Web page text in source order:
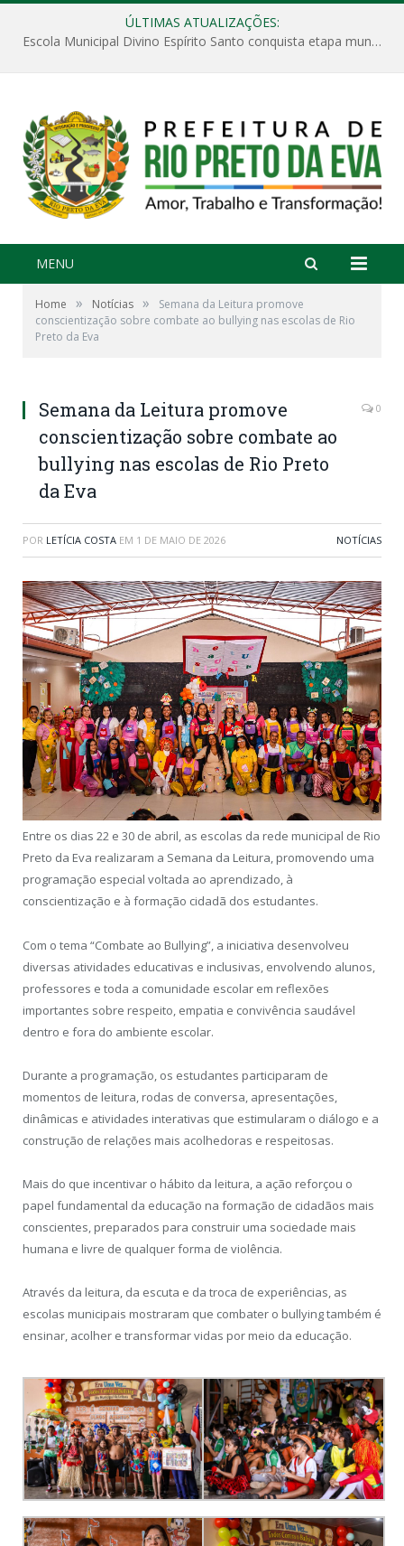
ÚLTIMAS ATUALIZAÇÕES:
Escola Municipal Divino Espírito Santo conquista etapa municipal da V Feira Amazonense de Matemática
MENU
Home » Notícias »
Semana da Leitura promove
conscientização sobre combate ao bullying nas escolas de Rio
Preto da Eva
Semana da Leitura promove
conscientização sobre combate ao
bullying nas escolas de Rio Preto
da Eva
0
POR LETÍCIA COSTA EM 1 DE MAIO DE 2026 NOTÍCIAS
Entre os dias 22 e 30 de abril, as escolas da rede municipal de Rio
Preto da Eva realizaram a Semana da Leitura, promovendo uma
programação especial voltada ao aprendizado, à
conscientização e à formação cidadã dos estudantes.
Com o tema “Combate ao Bullying”, a iniciativa desenvolveu
diversas atividades educativas e inclusivas, envolvendo alunos,
professores e toda a comunidade escolar em reflexões
importantes sobre respeito, empatia e convivência saudável
dentro e fora do ambiente escolar.
Durante a programação, os estudantes participaram de
momentos de leitura, rodas de conversa, apresentações,
dinâmicas e atividades interativas que estimularam o diálogo e a
construção de relações mais acolhedoras e respeitosas.
Mais do que incentivar o hábito da leitura, a ação reforçou o
papel fundamental da educação na formação de cidadãos mais
conscientes, preparados para construir uma sociedade mais
humana e livre de qualquer forma de violência.
Através da leitura, da escuta e da troca de experiências, as
escolas municipais mostraram que combater o bullying também é
ensinar, acolher e transformar vidas por meio da educação.